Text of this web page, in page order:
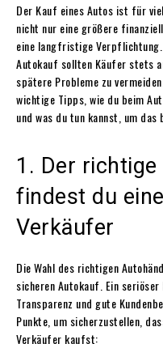
Der Kauf eines Autos ist für
nicht nur eine größere
eine langfristige
Autokauf sollten Käufer stets
spätere Probleme zu
wichtige Tipps, wie du beim
und was du tun kannst, um das
1. Der
findest du
Verkäufer
Die Wahl des richtigen
sicheren Autokauf. Ein
Transparenz und gute
Punkte, um sicherzustellen,
Verkäufer kaufst: